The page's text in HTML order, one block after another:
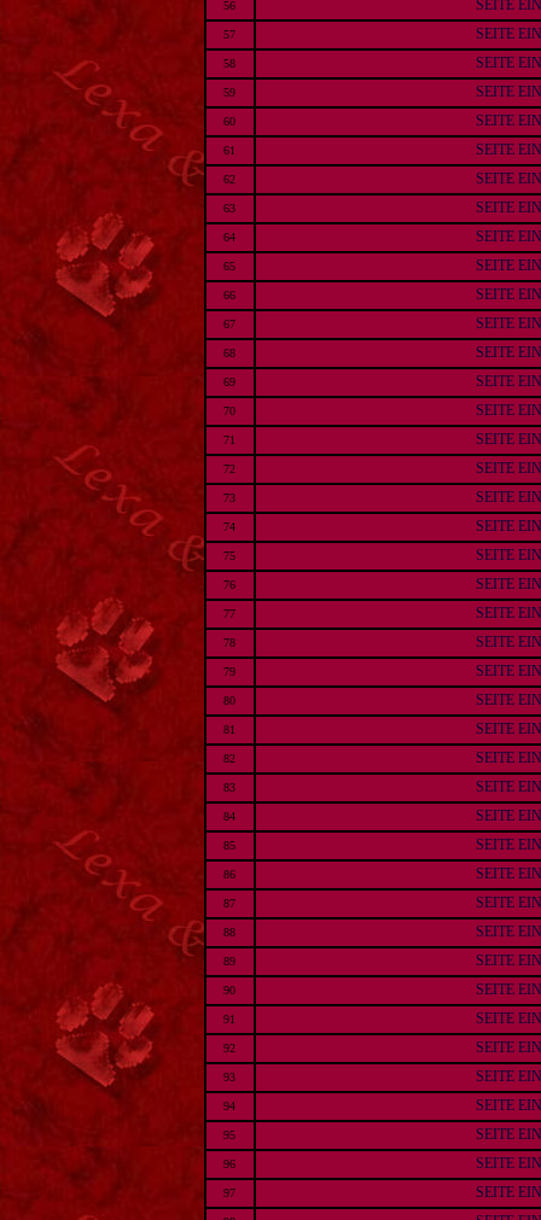
56 SEITE
57 SEITE
58 SEITE
59 SEITE
60 SEITE
61 SEITE
62 SEITE
63 SEITE
64 SEITE
65 SEITE
66 SEITE
67 SEITE
68 SEITE
69 SEITE
70 SEITE
71 SEITE
72 SEITE
73 SEITE
74 SEITE
75 SEITE
76 SEITE
77 SEITE
78 SEITE
79 SEITE
80 SEITE
81 SEITE
82 SEITE
83 SEITE
84 SEITE
85 SEITE
86 SEITE
87 SEITE
88 SEITE
89 SEITE
90 SEITE
91 SEITE
92 SEITE
93 SEITE
94 SEITE
95 SEITE
96 SEITE
97 SEITE